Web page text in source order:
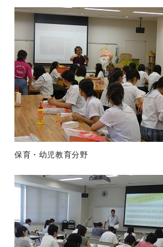
保育・幼児教育分野